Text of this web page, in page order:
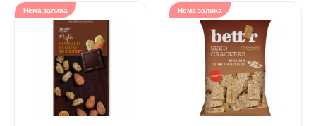
Нема залиха Нема залиха